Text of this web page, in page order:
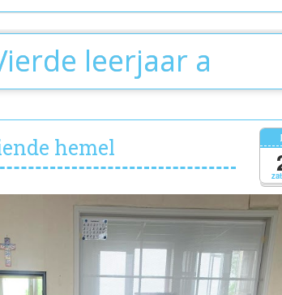
leerjaar a
hemel